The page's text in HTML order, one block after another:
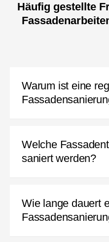
Häufig gestellte
Warum ist eine
Welche
saniert werden?
Wie lange dauert